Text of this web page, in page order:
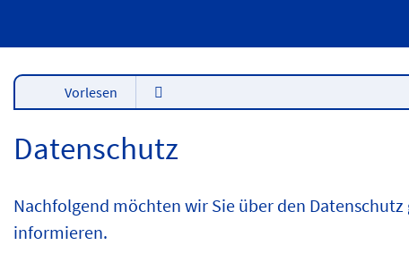
Vorlesen
Datenschutz
Nachfolgend möchten wir Sie über den
informieren.